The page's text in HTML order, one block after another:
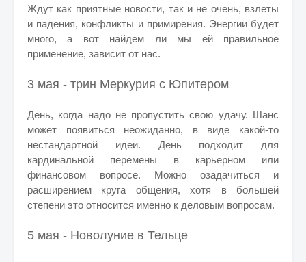
Ждут как приятные новости, так и не очень, взлеты
и падения, конфликты и примирения. Энергии будет
много, а вот найдем ли мы ей правильное
применение, зависит от нас.
3 мая - трин Меркурия с Юпитером
День, когда надо не пропустить свою удачу. Шанс
может появиться неожиданно, в виде какой-то
нестандартной идеи. День подходит для
кардинальной перемены в карьерном или
финансовом вопросе. Можно озадачиться и
расширением круга общения, хотя в большей
степени это относится именно к деловым вопросам.
5 мая - Новолуние в Тельце